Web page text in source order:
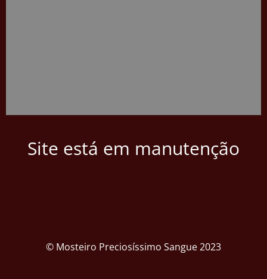
Site está em manutenção
© Mosteiro Preciosíssimo Sangue 2023